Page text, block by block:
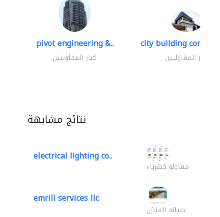
pivot engineering &..
كبار المقاوليين
city building
كبار المقاوليين
نتائج مشابهة
electrical lighting co..
مقاولو كهرباء
emrill services llc
صيانة المنازل